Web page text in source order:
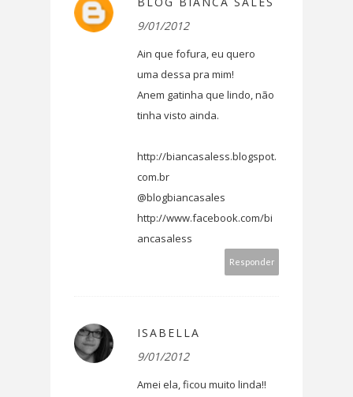
9/01/2012
Ain que fofura, eu quero
uma dessa pra mim!
Anem gatinha que lindo, não
tinha visto ainda.
http://biancasaless.blogspot.
com.br
@blogbiancasales
http://www.facebook.com/bi
ancasaless
Responder
ISABELLA
9/01/2012
Amei ela, ficou muito linda!!